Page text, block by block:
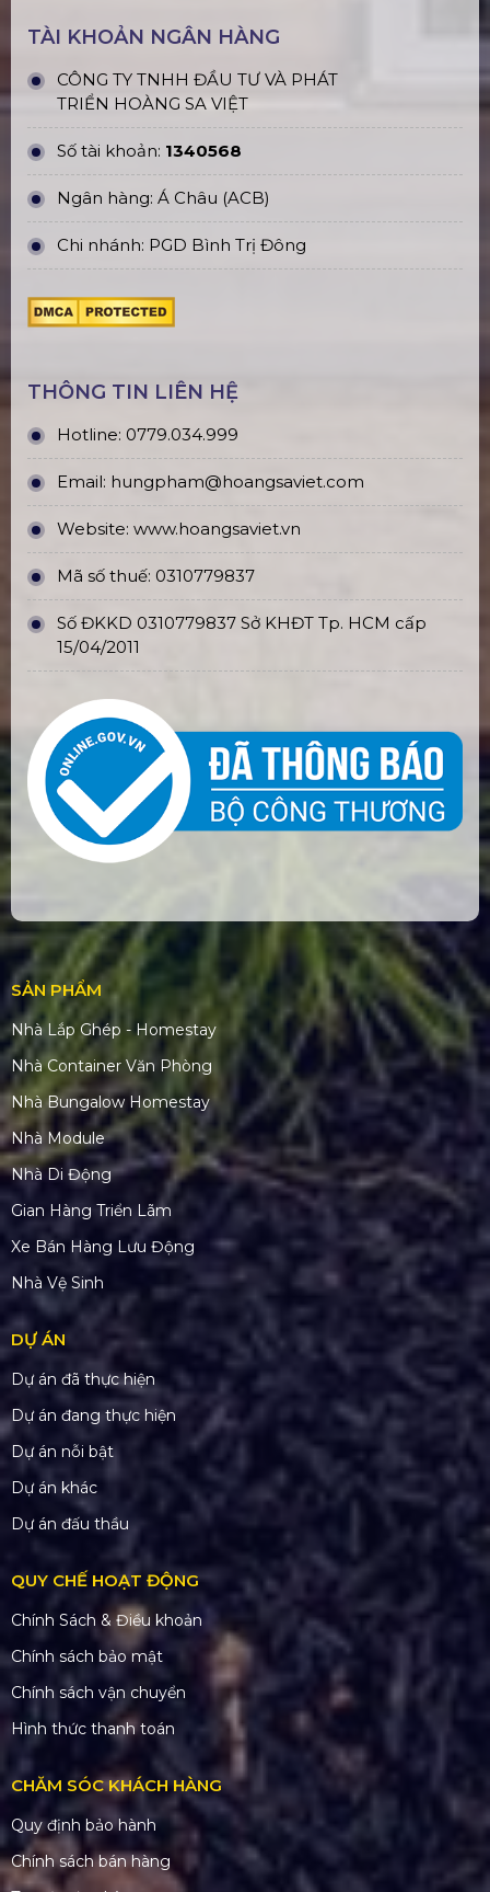
TÀI KHOẢN NGÂN HÀNG
CÔNG TY TNHH ĐẦU TƯ VÀ PHÁT
TRIỂN HOÀNG SA VIỆT
Số tài khoản: 1340568
Ngân hàng: Á Châu (ACB)
Chi nhánh: PGD Bình Trị Đông
THÔNG TIN LIÊN HỆ
Hotline: 0779.034.999
Email: hungpham@hoangsaviet.com
Website: www.hoangsaviet.vn
Mã số thuế: 0310779837
Số ĐKKD 0310779837 Sở KHĐT Tp. HCM cấp
15/04/2011
SẢN PHẨM
Nhà Lắp Ghép - Homestay
Nhà Container Văn Phòng
Nhà Bungalow Homestay
Nhà Module
Nhà Di Động
Gian Hàng Triển Lãm
Xe Bán Hàng Lưu Động
Nhà Vệ Sinh
DỰ ÁN
Dự án đã thực hiện
Dự án đang thực hiện
Dự án nỗi bật
Dự án khác
Dự án đấu thầu
QUY CHẾ HOẠT ĐỘNG
Chính Sách & Điều khoản
Chính sách bảo mật
Chính sách vận chuyển
Hình thức thanh toán
CHĂM SÓC KHÁCH HÀNG
Quy định bảo hành
Chính sách bán hàng